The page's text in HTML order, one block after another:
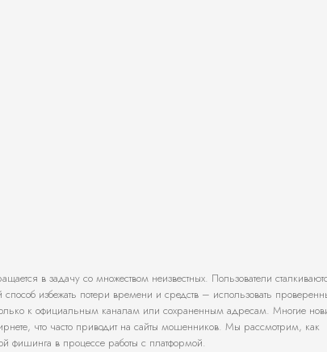
в задачу со множеством неизвестных. Пользователи
избежать потери времени и средств – использовать
к официальным каналам или сохраненным адресам. Многие
что часто приводит на сайты мошенников. Мы рассмотрим, как
фишинга в процессе работы с платформой.